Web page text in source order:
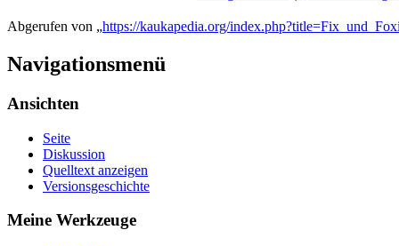
Abgerufen von „https://kaukapedia.org/
Navigationsmenü
Ansichten
Seite
Diskussion
Quelltext anzeigen
Versionsgeschichte
Meine Werkzeuge